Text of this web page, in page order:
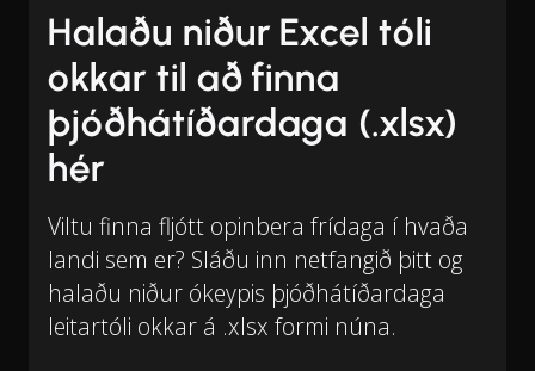
Halaðu niður Excel tóli
okkar til að finna
þjóðhátíðardaga (.xlsx)
hér
Viltu finna fljótt opinbera frídaga í hvaða
landi sem er? Sláðu inn netfangið þitt og
halaðu niður ókeypis þjóðhátíðardaga
leitartóli okkar á .xlsx formi núna.